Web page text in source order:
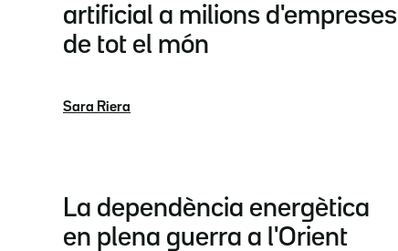
artificial a milions d'empreses
de tot el món
Sara Riera
La dependència energètica
en plena guerra a l'Orient